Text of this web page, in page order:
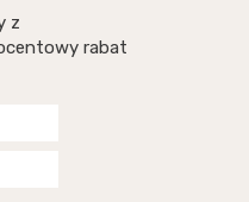
z
rabat